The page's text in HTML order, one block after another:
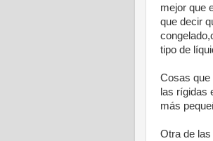
mejor que
que decir
tipo de
Cosas que
las rígidas
más
Otra de